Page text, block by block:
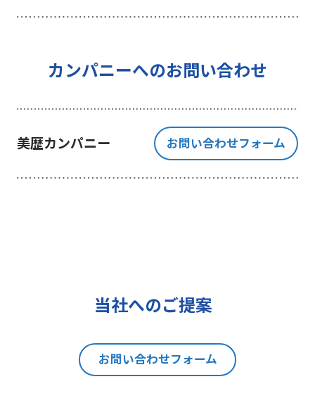
4 個人情報の外部委託について
個人情報の取扱いを一部、または全
部を委託する場合、十分な個人情報
の保護水準を満たしている者を選定
する基準を確立、選定し、管理監督
いたします。
ご提出頂く個人情報について、貴方
正、追加又は削除、利用の停止、消
去及び第三者への提供の停止（以下
「開示等」といいます。）を請求す
カンパニーへのお問い合わせ
美歴カンパニー お問い合わせフォーム
当社へのご提案
お問い合わせフォーム